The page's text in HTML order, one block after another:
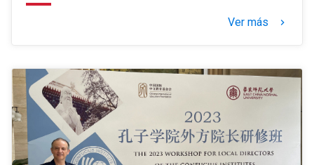
Ver más keyboard_arrow_right